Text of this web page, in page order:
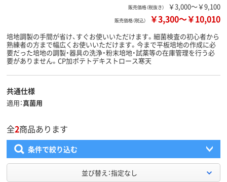
販売価格（税抜き） ￥3,000～￥9,100
販売価格（税込） ￥3,300～￥10,010
培地調製の手間が省け、すぐお使いいただけます。細菌検査の初心者から
熟練者の方まで幅広くお使いいただけます。今まで平板培地の作成に必
要だった培地の調製・器具の洗浄・粉末培地・試薬等の在庫管理を行う必
要がありません。CP加ポテトデキストロース寒天
共通仕様
適用 真菌用
全2商品あります
条件で絞り込む
並び替え：指定なし